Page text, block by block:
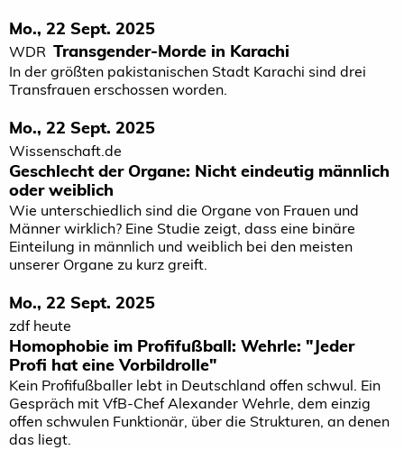
Mo., 22 Sept. 2025
WDR Transgender-Morde in Karachi
In der größten pakistanischen Stadt Karachi sind drei
Transfrauen erschossen worden.
Mo., 22 Sept. 2025
Wissenschaft.de
Geschlecht der Organe: Nicht eindeutig männlich
oder weiblich
Wie unterschiedlich sind die Organe von Frauen und
Männer wirklich? Eine Studie zeigt, dass eine binäre
Einteilung in männlich und weiblich bei den meisten
unserer Organe zu kurz greift.
Mo., 22 Sept. 2025
zdf heute
Homophobie im Profifußball: Wehrle: "Jeder
Profi hat eine Vorbildrolle"
Kein Profifußballer lebt in Deutschland offen schwul. Ein
Gespräch mit VfB-Chef Alexander Wehrle, dem einzig
offen schwulen Funktionär, über die Strukturen, an denen
das liegt.